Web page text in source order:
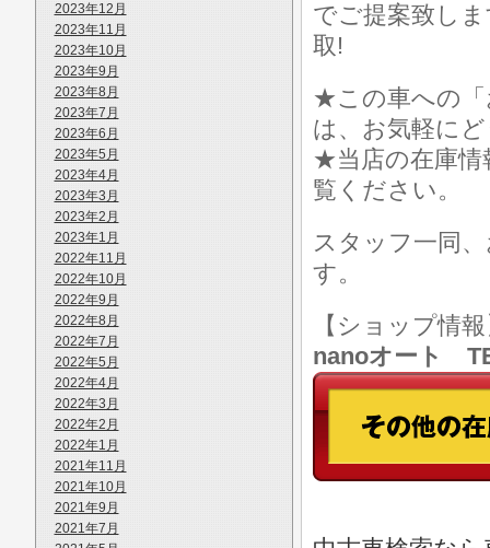
2023年12月
2023年11月
2023年10月
2023年9月
2023年8月
2023年7月
2023年6月
2023年5月
2023年4月
2023年3月
2023年2月
2023年1月
2022年11月
2022年10月
2022年9月
2022年8月
2022年7月
2022年5月
2022年4月
2022年3月
2022年2月
2022年1月
2021年11月
2021年10月
2021年9月
2021年7月
でご提案致し
取!
★この車への「
は、お気軽に
★当店の在庫情
覧ください。
スタッフ一同
す。
【ショップ情
nanoオート